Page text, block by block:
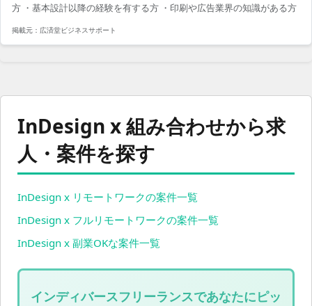
方 ・基本設計以降の経験を有する方 ・印刷や広告業界の知識がある方
掲載元： 広済堂ビジネスサポート
InDesign x 組み合わせから求
人・案件を探す
InDesign x リモートワークの案件一覧
InDesign x フルリモートワークの案件一覧
InDesign x 副業OKな案件一覧
インディバースフリーランスであなたにピッ